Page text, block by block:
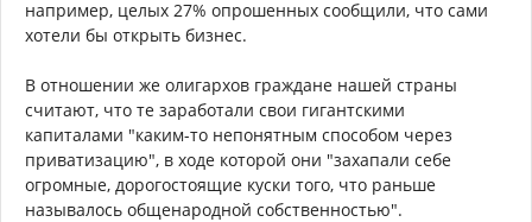
например, целых 27% опрошенных сообщили, что сами
хотели бы открыть бизнес.
В отношении же олигархов граждане нашей страны
считают, что те заработали свои гигантскими
капиталами "каким-то непонятным способом через
приватизацию", в ходе которой они "захапали себе
огромные, дорогостоящие куски того, что раньше
называлось общенародной собственностью".